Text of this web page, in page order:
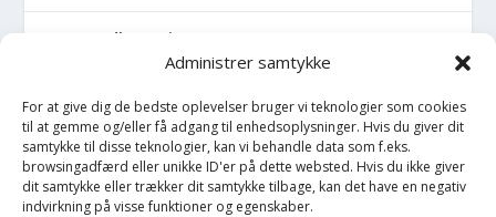
Administrer samtykke
For at give dig de bedste oplevelser bruger vi teknologier som cookies
til at gemme og/eller få adgang til enhedsoplysninger. Hvis du giver dit
samtykke til disse teknologier, kan vi behandle data som f.eks.
browsingadfærd eller unikke ID'er på dette websted. Hvis du ikke giver
dit samtykke eller trækker dit samtykke tilbage, kan det have en negativ
indvirkning på visse funktioner og egenskaber.
Sandlegetøj
Seng
Sengehimmel